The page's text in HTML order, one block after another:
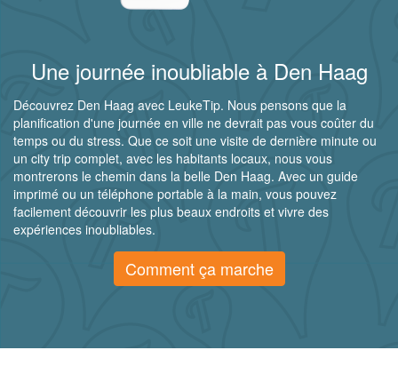
Une journée inoubliable à Den Haag
Découvrez Den Haag avec LeukeTip. Nous pensons que la
planification d'une journée en ville ne devrait pas vous coûter du
temps ou du stress. Que ce soit une visite de dernière minute ou
un city trip complet, avec les habitants locaux, nous vous
montrerons le chemin dans la belle Den Haag. Avec un guide
imprimé ou un téléphone portable à la main, vous pouvez
facilement découvrir les plus beaux endroits et vivre des
expériences inoubliables.
Comment ça marche